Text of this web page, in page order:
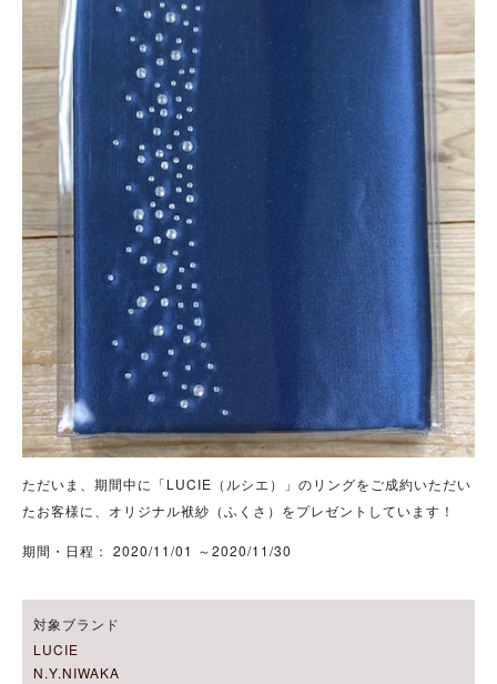
ただいま、期間中に「LUCIE（ルシエ）」のリングをご成約いただい
たお客様に、オリジナル袱紗（ふくさ）をプレゼントしています！
期間・日程： 2020/11/01 ～2020/11/30
対象ブランド
LUCIE
N.Y.NIWAKA